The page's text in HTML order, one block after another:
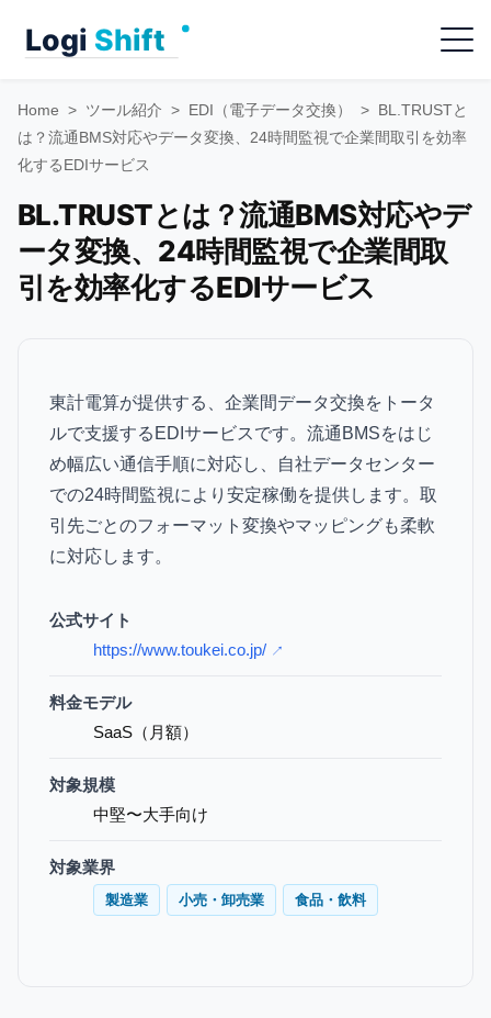
Menu
Home > ツール紹介 > EDI（電子データ交換） > BL.TRUSTと
は？流通BMS対応やデータ変換、24時間監視で企業間取引を効率
化するEDIサービス
BL.TRUSTとは？流通BMS対応やデ
ータ変換、24時間監視で企業間取
引を効率化するEDIサービス
東計電算が提供する、企業間データ交換をトータ
ルで支援するEDIサービスです。流通BMSをはじ
め幅広い通信手順に対応し、自社データセンター
での24時間監視により安定稼働を提供します。取
引先ごとのフォーマット変換やマッピングも柔軟
に対応します。
公式サイト
https://www.toukei.co.jp/ ↗
料金モデル
SaaS（月額）
対象規模
中堅〜大手向け
対象業界
製造業 小売・卸売業 食品・飲料